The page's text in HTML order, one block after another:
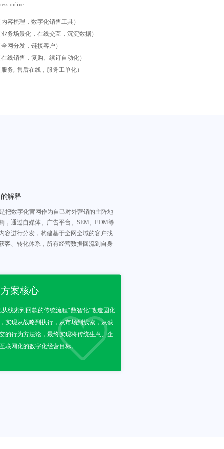
容梳理，数字化销售工具）
务场景化，在线交互，沉淀数据）
网分发，链接客户）
线销售，复购、续订自动化）
务, 售后在线，服务工单化）
online
解释
把数字化官网作为自己对外营销的主阵地
，通过自媒体、广告平台、SEM、EDM等
容进行分发，构建基于全网全域的客户找
客、转化体系，所有经营数据回流到自身
案核心
从线索到回款的传统流程“数智化”改造固化
实现从战略到执行，从市场到线索，从获
的行为方法论，最终实现将传统生意、企
联网化的数字化经营目标。